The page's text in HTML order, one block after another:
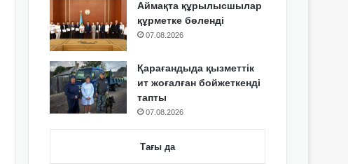
Аймақта құрылысшылар
құрметке бөленді
07.08.2026
Қарағандыда қызметтік
ит жоғалған бойжеткенді
тапты
07.08.2026
Тағы да